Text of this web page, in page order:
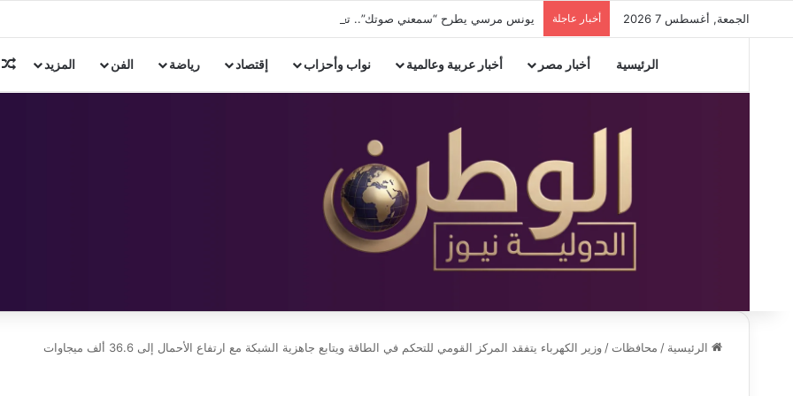
الجمعة, أغسطس 7 2026 أخبار عاجلة يونس مرسي يطرح “سمعني صوتك”.. تعاون جديد مع عزيز الشافعي في صيف 2026
الرئيسية أخبار مصر أخبار عربية وعالمية نواب وأحزاب إقتصاد رياضة الفن المزيد
الرئيسية / محافظات / وزير الكهرباء يتفقد المركز القومي للتحكم في الطاقة ويتابع جاهزية الشبكة مع ارتفاع الأحمال إلى 36.6 ألف ميجاوات